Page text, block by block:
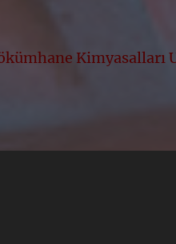
Kimyasalları